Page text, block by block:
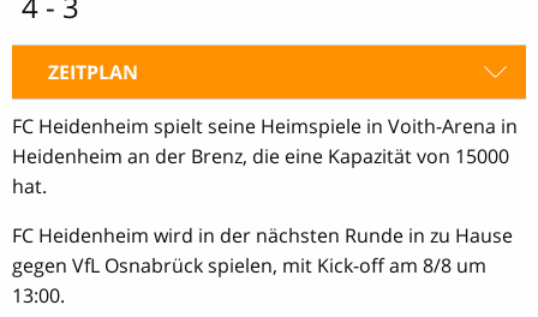
ZEITPLAN
FC Heidenheim spielt seine Heimspiele in Voith-Arena in
Heidenheim an der Brenz, die eine Kapazität von 15000
hat.
FC Heidenheim wird in der nächsten Runde in zu Hause
gegen VfL Osnabrück spielen, mit Kick-off am 8/8 um
13:00.